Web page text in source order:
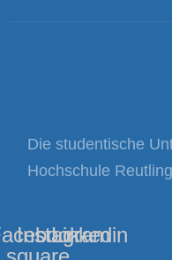
Die studentische
Hochschule
Instagram
Linkedin